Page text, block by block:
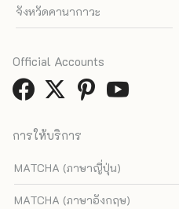
จังหวัดคานากาวะ
การให้บริการ
MATCHA (ภาษาญี่ปุ่น)
MATCHA (ภาษาอังกฤษ)
Official Accounts